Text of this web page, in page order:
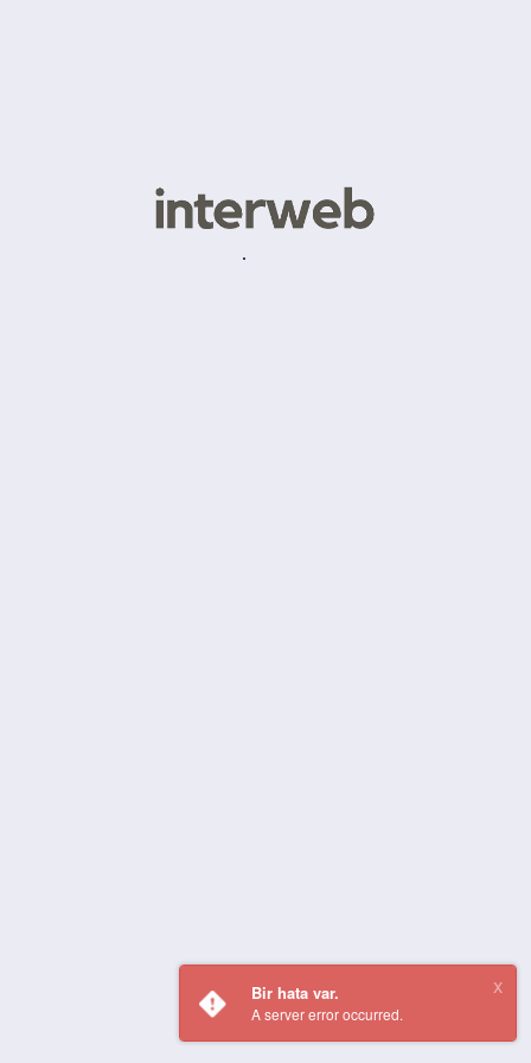
Bir hata var.
A server error occurred.